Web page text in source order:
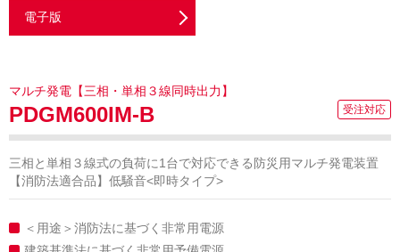
電子版
マルチ発電【三相・単相３線同時出力】
PDGM600IM-B
三相と単相３線式の負荷に1台で対応できる防災用マルチ発電装置
【消防法適合品】低騒音<即時タイプ>
＜用途＞消防法に基づく非常用電源